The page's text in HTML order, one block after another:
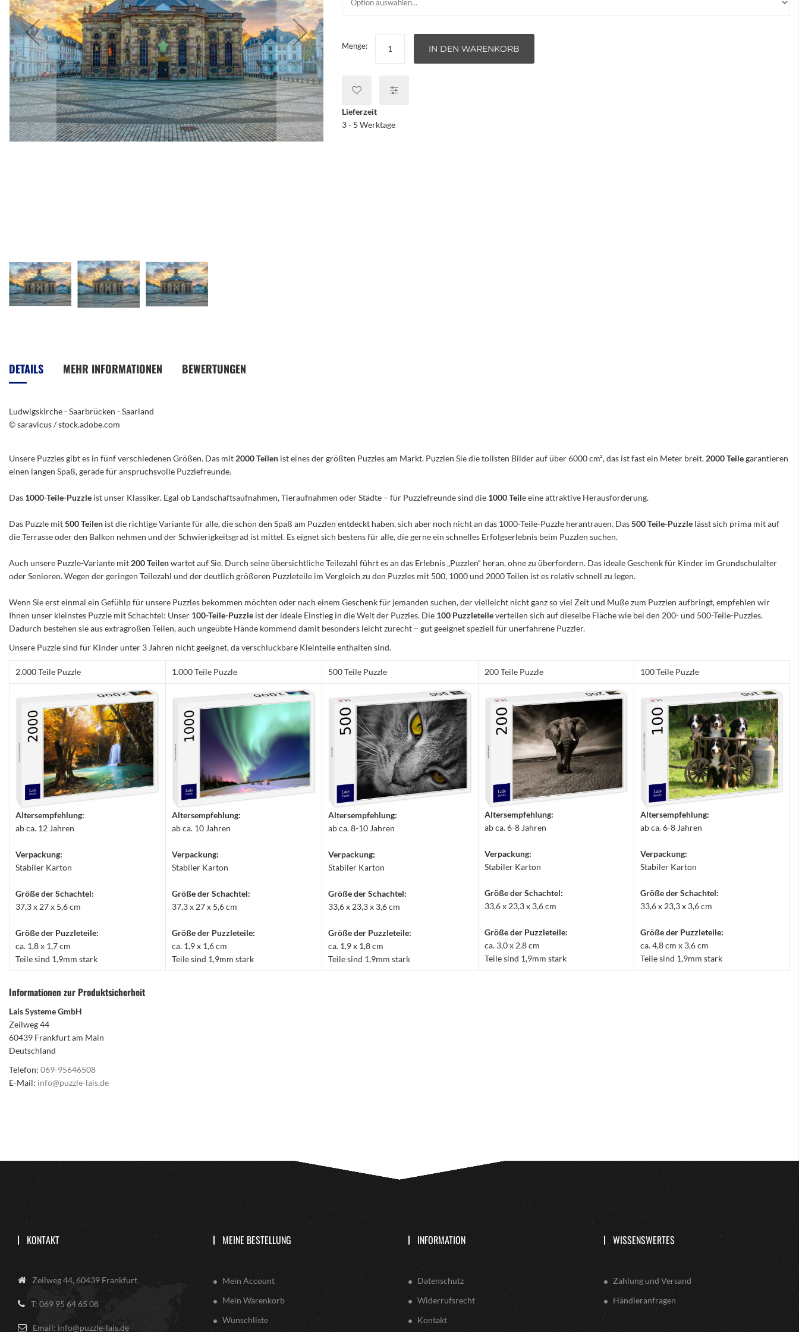
Bildergalerie
springen
Menge: IN DEN WARENKORB
Lieferzeit
3 - 5 Werktage
DETAILS
Ludwigskirche - Saarbrücken - Saarland
© saravicus / stock.adobe.com
MEHR INFORMATIONEN BEWERTUNGEN
Unsere Puzzles gibt es in fünf verschiedenen Größen. Das mit 2000 Teilen ist eines der größten Puzzles am Markt. Puzzlen Sie die tollsten Bilder auf über 6000 cm², das ist fast ein Meter breit. 2000 Teilegarantieren
einen langen Spaß, gerade für anspruchsvolle Puzzlefreunde.
Das 1000-Teile-Puzzle ist unser Klassiker. Egal ob Landschaftsaufnahmen, Tieraufnahmen oder Städte – für Puzzlefreunde sind die 1000 Teile eine attraktive Herausforderung.
Das Puzzle mit500 Teilen ist die richtige Variante für alle, die schon den Spaß am Puzzlen entdeckt haben, sich aber noch nicht an das 1000-Teile-Puzzle herantrauen. Das500 Teile-Puzzle lässt sich prima mit auf
die Terrasse oder den Balkon nehmen und der Schwierigkeitsgrad ist mittel. Es eignet sich bestens für alle, die gerne ein schnelles Erfolgserlebnis beim Puzzlen suchen.
Auch unsere Puzzle-Variante mit 200 Teilenwartet auf Sie. Durch seine übersichtliche Teilezahl führt es an das Erlebnis „Puzzlen“ heran, ohne zu überfordern. Das ideale Geschenk für Kinder im Grundschulalter
oder Senioren. Wegen der geringen Teilezahl und der deutlich größeren Puzzleteile im Vergleich zu den Puzzles mit 500, 1000 und 2000 Teilen ist es relativ schnell zu legen.
Wenn Sie erst einmal ein Gefühlp für unsere Puzzles bekommen möchten oder nach einem Geschenk für jemanden suchen, der vielleicht nicht ganz so viel Zeit und Muße zum Puzzlen aufbringt, empfehlen wir
Ihnen unser kleinstes Puzzle mit Schachtel: Unser 100-Teile-Puzzle ist der ideale Einstieg in die Welt der Puzzles. Die 100 Puzzleteileverteilen sich auf dieselbe Fläche wie bei den 200- und 500-Teile-Puzzles.
Dadurch bestehen sie aus extragroßen Teilen, auch ungeübte Hände kommend damit besonders leicht zurecht – gut geeignet speziell für unerfahrene Puzzler.
Unsere Puzzle sind für Kinder unter 3 Jahren nicht geeignet, da verschluckbare Kleinteile enthalten sind.
2.000 Teile Puzzle 1.000 Teile Puzzle 500 Teile Puzzle 200 Teile Puzzle 100 Teile Puzzle
Altersempfehlung:
ab ca. 12 Jahren
Verpackung:
Stabiler Karton
Größe der Schachtel:
37,3 x 27 x 5,6 cm
Größe der Puzzleteile:
ca. 1,8 x 1,7 cm
Teile sind 1,9mm stark
Altersempfehlung:
ab ca. 10 Jahren
Verpackung:
Stabiler Karton
Größe der Schachtel:
37,3 x 27 x 5,6 cm
Größe der Puzzleteile:
ca. 1,9 x 1,6 cm
Teile sind 1,9mm stark
Altersempfehlung:
ab ca. 8-10 Jahren
Verpackung:
Stabiler Karton
Größe der Schachtel:
33,6 x 23,3 x 3,6 cm
Größe der Puzzleteile:
ca. 1,9 x 1,8 cm
Teile sind 1,9mm stark
Altersempfehlung:
ab ca. 6-8 Jahren
Verpackung:
Stabiler Karton
Größe der Schachtel:
33,6 x 23,3 x 3,6 cm
Größe der Puzzleteile:
ca. 3,0 x 2,8 cm
Teile sind 1,9mm stark
Altersempfehlung:
ab ca. 6-8 Jahren
Verpackung:
Stabiler Karton
Größe der Schachtel:
33,6 x 23,3 x 3,6 cm
Größe der Puzzleteile:
ca. 4,8 cm x 3,6 cm
Teile sind 1,9mm stark
Informationen zur Produktsicherheit
Lais Systeme GmbH
Zeilweg 44
60439 Frankfurt am Main
Deutschland
Telefon: 069-95646508
E-Mail: info@puzzle-lais.de
KONTAKT
Zeilweg 44, 60439 Frankfurt
T: 069 95 64 65 08
Email: info@puzzle-lais.de
MEINE BESTELLUNG
Mein Account
Mein Warenkorb
Wunschliste
INFORMATION
Datenschutz
Widerrufsrecht
Kontakt
WISSENSWERTES
Zahlung und Versand
Händleranfragen